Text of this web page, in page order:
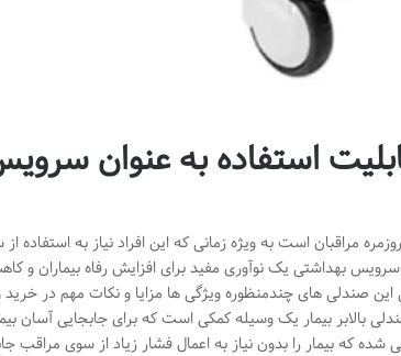
استفاده به عنوان
مراقبان است به ویژه زمانی که این افراد نیاز به استفاده
سرویس بهداشتی یک نوآوری مفید برای افزایش رفاه بیماران
این صندلی های چندمنظوره ویژگی ها مزایا و نکات مهم در خرید
بالابر بیمار یک وسیله کمکی است که برای جابجایی آسان
که بیمار را بدون نیاز به اعمال فشار زیاد از سوی مراقب